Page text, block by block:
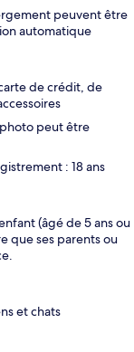
peuvent être
automatique
de crédit, de
peut être
: 18 ans
(âgé de 5 ans ou
que ses parents ou
et chats